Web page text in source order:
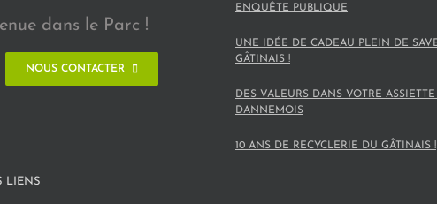
dans le Parc !
NOUS CONTACTER
ENQUÊTE PUBLIQUE
UNE IDÉE DE CADEAU PLEIN DE
GÂTINAIS !
DES VALEURS DANS VOTRE
DANNEMOIS
10 ANS DE RECYCLERIE DU GÂTINAIS !
LIENS